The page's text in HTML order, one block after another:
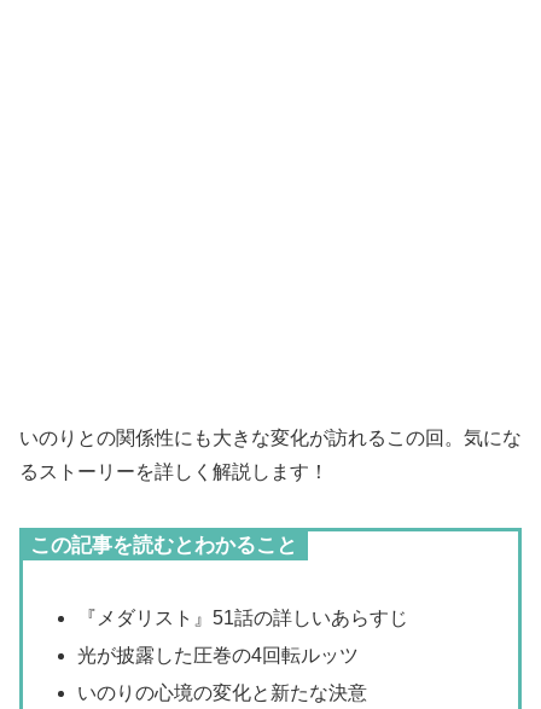
いのりとの関係性にも大きな変化が訪れるこの回。気にな
るストーリーを詳しく解説します！
この記事を読むとわかること
『メダリスト』51話の詳しいあらすじ
光が披露した圧巻の4回転ルッツ
いのりの心境の変化と新たな決意